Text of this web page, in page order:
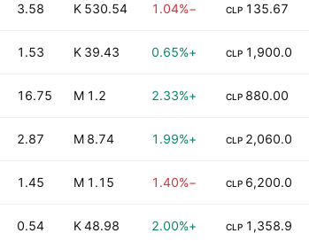
135.67
CLP
−1.04%
530.54 K
3.58
1,900.0
CLP
+0.65%
39.43 K
1.53
880.00
CLP
+2.33%
1.2 M
16.75
2,060.0
CLP
+1.99%
8.74 M
2.87
6,200.0
CLP
−1.40%
1.15 M
1.45
1,358.9
CLP
+2.00%
48.98 K
0.54